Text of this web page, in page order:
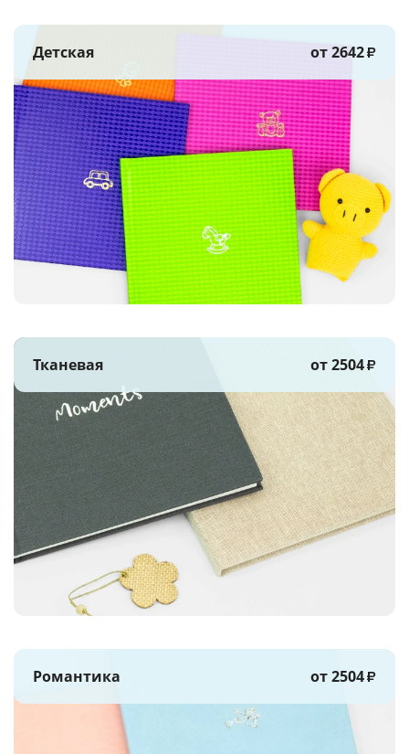
Детская от 2642₽
Тканевая от 2504₽
Романтика от 2504₽